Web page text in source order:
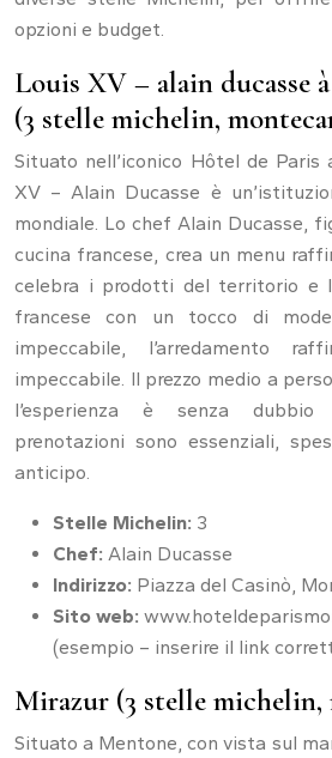
opzioni e budget.
Louis XV – alain ducasse
(3 stelle michelin,
Situato nell’iconico Hôtel de Paris
XV – Alain Ducasse è
mondiale. Lo chef Alain Ducasse,
cucina francese, crea un menu
celebra i prodotti del territorio e
francese con un tocco di
impeccabile, l’arredamento
impeccabile. Il prezzo medio a
l’esperienza è senza dubbio
prenotazioni sono essenziali,
anticipo.
Stelle Michelin: 3
Chef: Alain Ducasse
Indirizzo: Piazza del Casinò,
Sito web:
(esempio – inserire il link
Mirazur (3 stelle michelin,
Situato a Mentone, con vista sul